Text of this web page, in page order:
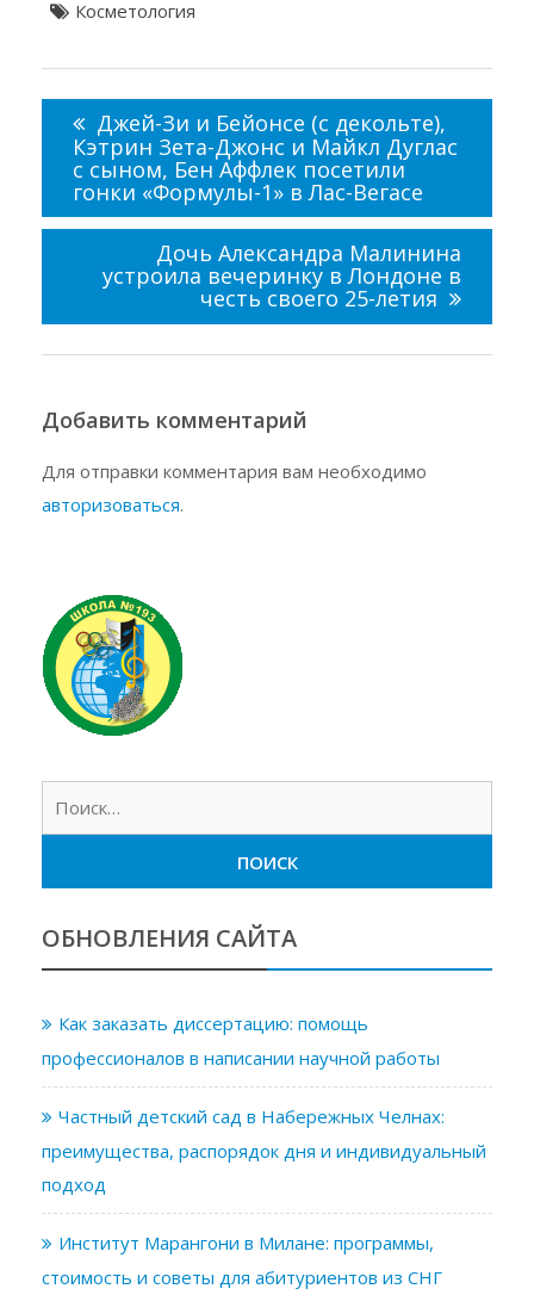
Косметология
записям
Джей-Зи и Бейонсе (с декольте),
Кэтрин Зета-Джонс и Майкл Дуглас
с сыном, Бен Аффлек посетили
гонки «Формулы-1» в Лас-Вегасе
Дочь Александра Малинина
устроила вечеринку в Лондоне в
честь своего 25-летия
Добавить комментарий
Для отправки комментария вам необходимо
авторизоваться.
ОБНОВЛЕНИЯ САЙТА
Как заказать диссертацию: помощь
профессионалов в написании научной работы
Частный детский сад в Набережных Челнах:
преимущества, распорядок дня и индивидуальный
подход
Институт Марангони в Милане: программы,
стоимость и советы для абитуриентов из СНГ